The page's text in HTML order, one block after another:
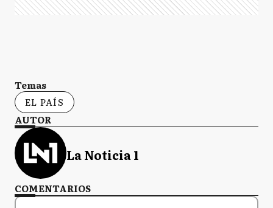
Temas
EL PAÍS
AUTOR
La Noticia 1
COMENTARIOS